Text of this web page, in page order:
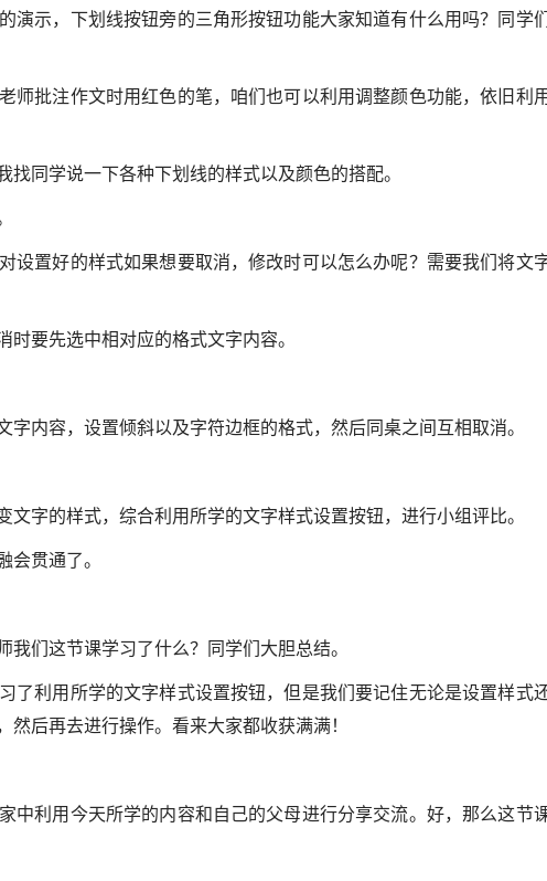
演示，下划线按钮旁的三角形按钮功能大家知道有什么用吗？同学
师批注作文时用红色的笔，咱们也可以利用调整颜色功能，依旧利
同学说一下各种下划线的样式以及颜色的搭配。
设置好的样式如果想要取消，修改时可以怎么办呢？需要我们将文
要先选中相对应的格式文字内容。
内容，设置倾斜以及字符边框的格式，然后同桌之间互相取消。
字的样式，综合利用所学的文字样式设置按钮，进行小组评比。
会贯通了。
们这节课学习了什么？同学们大胆总结。
了利用所学的文字样式设置按钮，但是我们要记住无论是设置样式
后再去进行操作。看来大家都收获满满！
中利用今天所学的内容和自己的父母进行分享交流。好，那么这节